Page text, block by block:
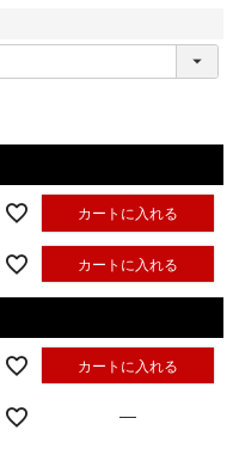
カートに入れる
カートに入れる
カートに入れる